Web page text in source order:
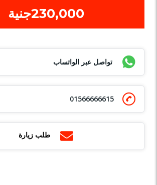
230,000جنية
تواصل عبر الواتساب
01566666615
طلب زيارة